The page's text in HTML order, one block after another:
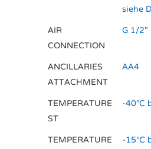
siehe
AIR
CONNECTION
G 1/2"
ANCILLARIES
ATTACHMENT
AA4
TEMPERATURE
ST
-40°C
TEMPERATURE
-15°C